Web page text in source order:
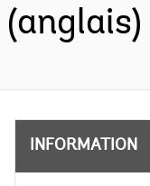
(anglais)
INFORMATION